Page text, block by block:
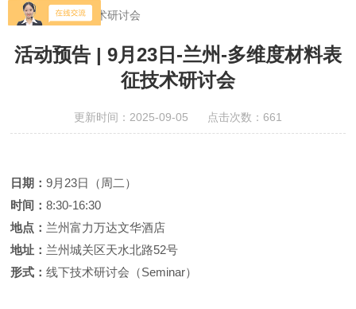
度材料表征技术研讨会
活动预告 | 9月23日-兰州-多维度材料表
征技术研讨会
更新时间：2025-09-05 点击次数：661
日期：9月23日（周二）
时间：8:30-16:30
地点： 兰州富力万达文华酒店
地址： 兰州城关区天水北路52号
形式：线下技术研讨会（Seminar）